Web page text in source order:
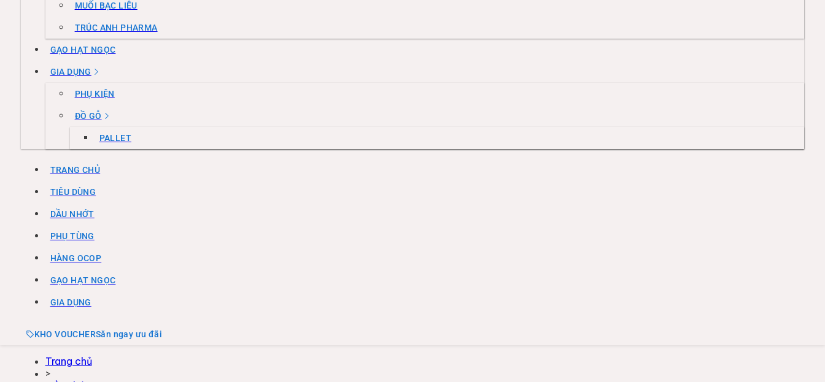
MUỐI BẠC LIÊU
TRÚC ANH PHARMA
GẠO HẠT NGỌC
GIA DỤNG
PHỤ KIỆN
ĐỒ GỖ
PALLET
TRANG CHỦ
TIÊU DÙNG
DẦU NHỚT
PHỤ TÙNG
HÀNG OCOP
GẠO HẠT NGỌC
GIA DỤNG
KHO VOUCHERSăn ngay ưu đãi
Trang chủ
>